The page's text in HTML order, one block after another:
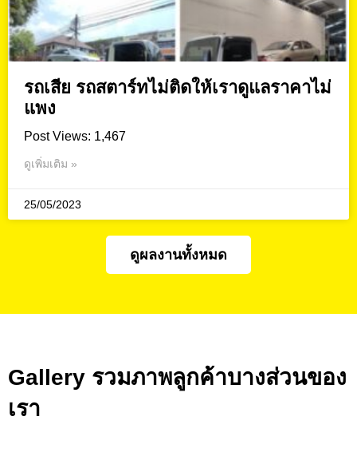
รถเสีย รถสตาร์ทไม่ติดให้เราดูแลราคาไม่
แพง
Post Views: 1,467
ดูเพิ่มเติม »
25/05/2023
ดูผลงานทั้งหมด
Gallery รวมภาพลูกค้าบางส่วนของ
เรา